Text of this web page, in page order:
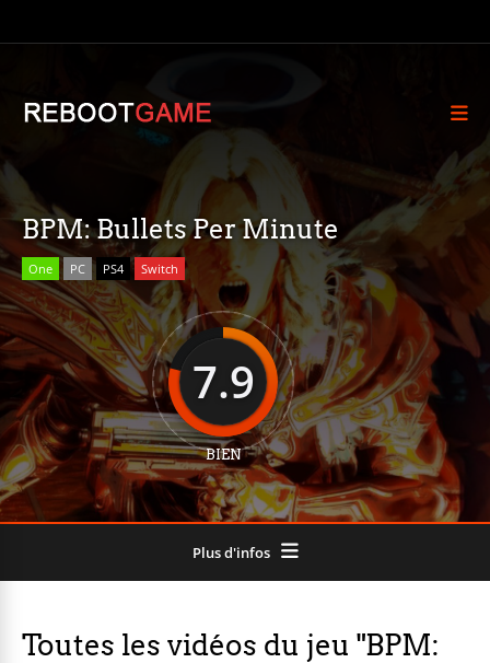
BPM: Bullets Per Minute
One PC PS4 Switch
7.9
BIEN
Plus d'infos
Toutes les vidéos du jeu "BPM: